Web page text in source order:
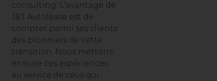
consulting. L’avantage de
J&T Autolease est de
compter parmi ses clients
des pionniers de cette
transition. Nous mettons
ensuite ces expériences
au service de ceux qui